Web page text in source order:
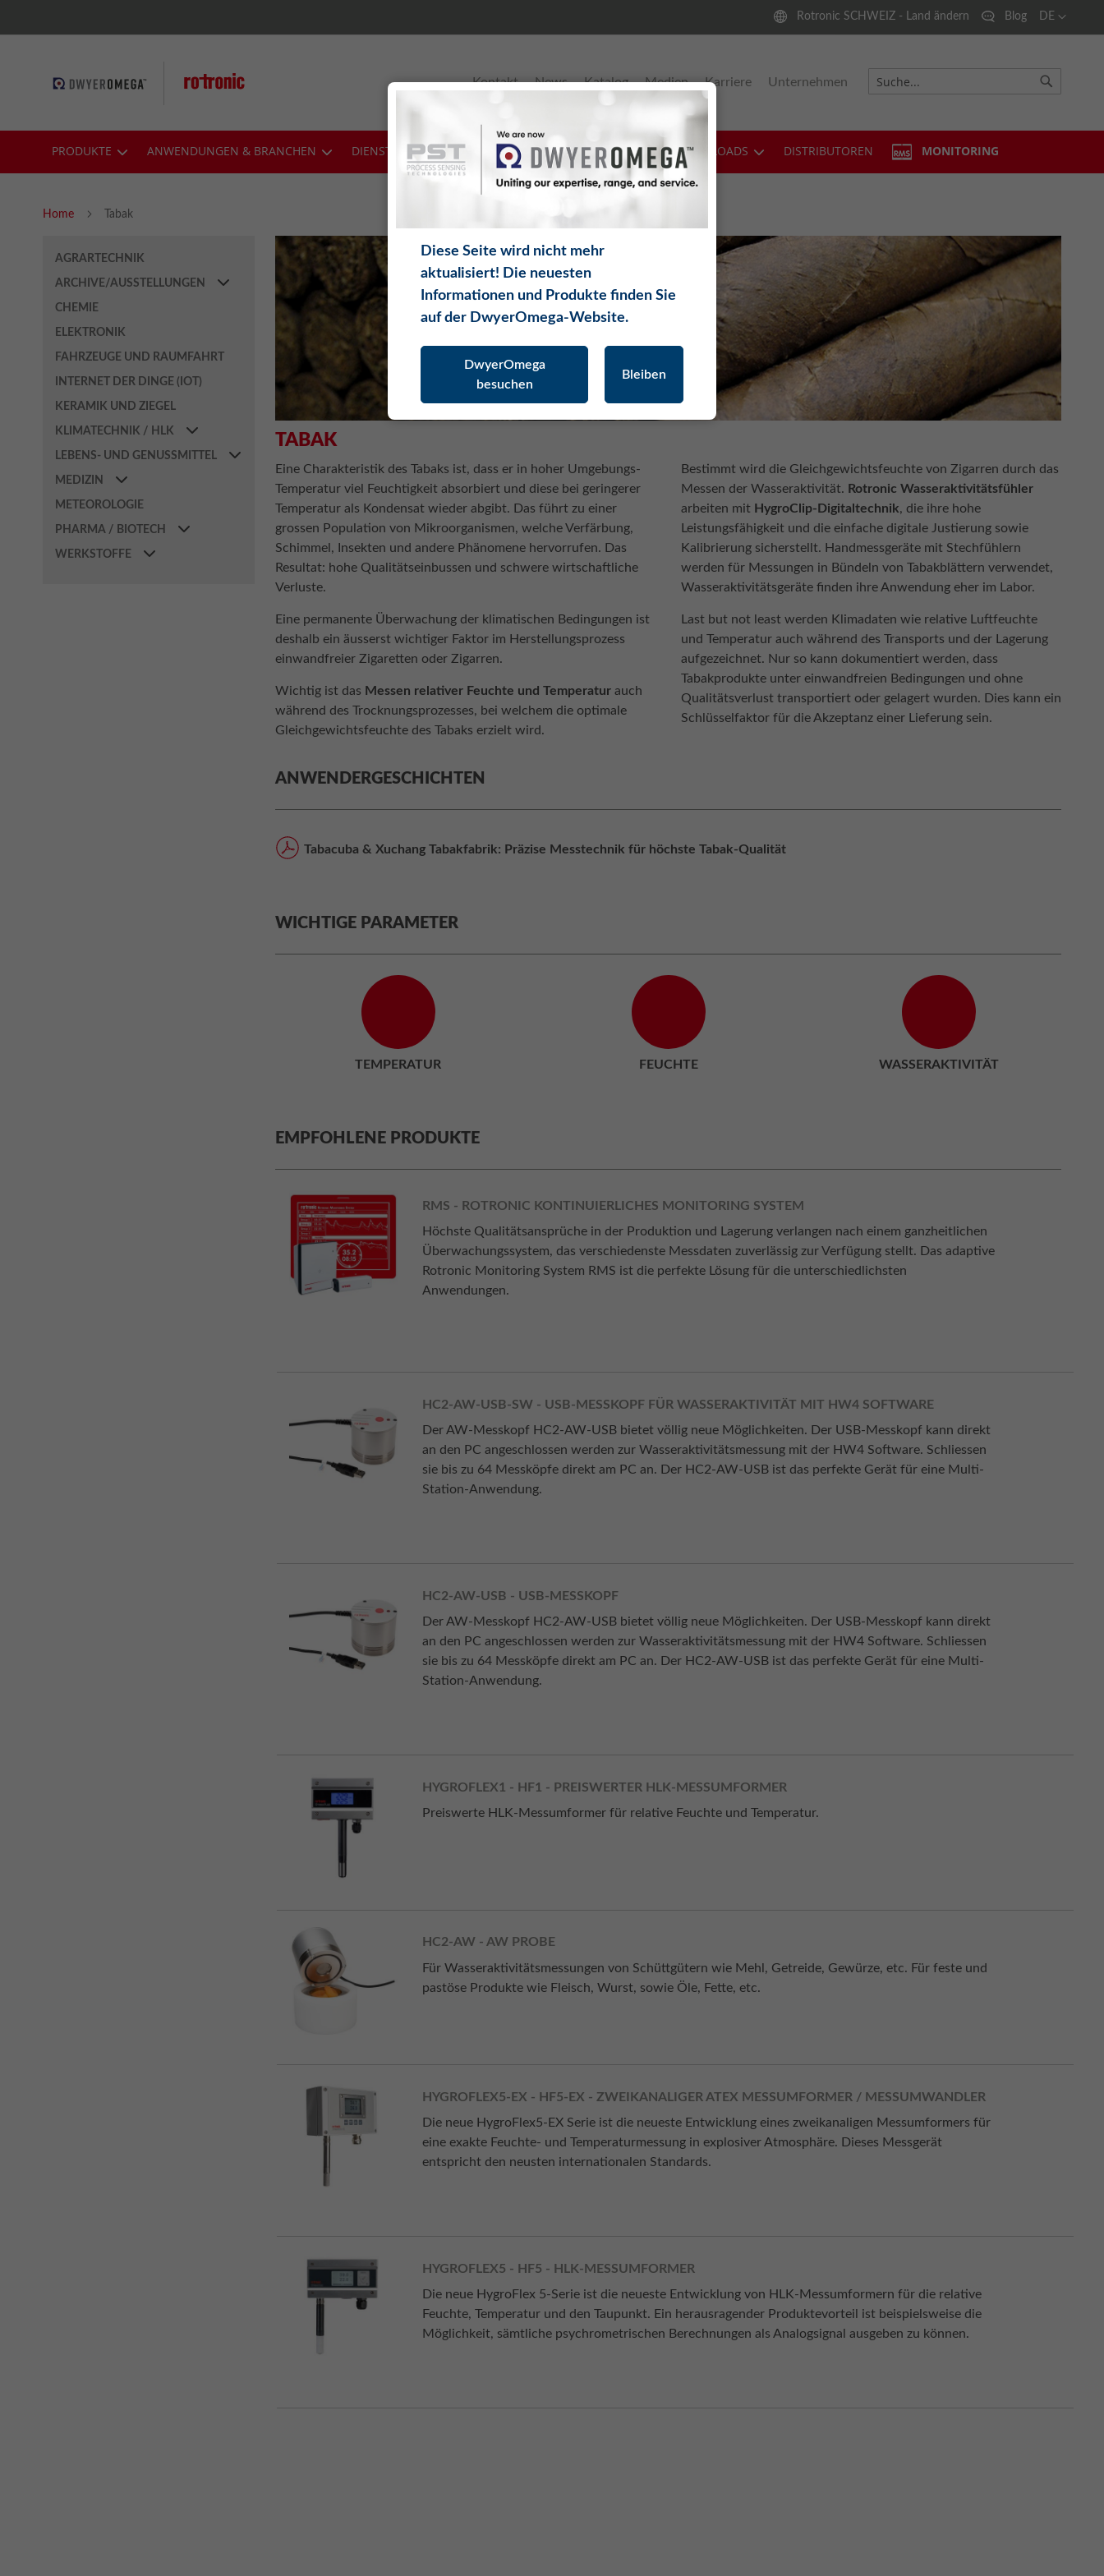
to
Language
DE
Rotronic SCHWEIZ - Land ändern Blog
Kontakt News Katalog Medien Karriere Unternehmen
PRODUKTE ANWENDUNGEN & BRANCHEN DIENSTLEISTUNGEN SOFTWARE THEORIE DOWNLOADS DISTRIBUTOREN MONITORING
Home Tabak
TABAK
Eine Charakteristik des Tabaks ist, dass er in hoher Umgebungs-
Temperatur viel Feuchtigkeit absorbiert und diese bei geringerer
Temperatur als Kondensat wieder abgibt. Das führt zu einer
grossen Population von Mikroorganismen, welche Verfärbung,
Schimmel, Insekten und andere Phänomene hervorrufen. Das
Resultat: hohe Qualitätseinbussen und schwere wirtschaftliche
Verluste.
Eine permanente Überwachung der klimatischen Bedingungen ist
deshalb ein äusserst wichtiger Faktor im Herstellungsprozess
einwandfreier Zigaretten oder Zigarren.
Wichtig ist das Messen relativer Feuchte und Temperatur auch
während des Trocknungsprozesses, bei welchem die optimale
Gleichgewichtsfeuchte des Tabaks erzielt wird.
Bestimmt wird die Gleichgewichtsfeuchte von Zigarren durch das
Messen der Wasseraktivität. Rotronic Wasseraktivitätsfühler
arbeiten mit HygroClip-Digitaltechnik, die ihre hohe
Leistungsfähigkeit und die einfache digitale Justierung sowie
Kalibrierung sicherstellt. Handmessgeräte mit Stechfühlern
werden für Messungen in Bündeln von Tabakblättern verwendet,
Wasseraktivitätsgeräte finden ihre Anwendung eher im Labor.
Last but not least werden Klimadaten wie relative Luftfeuchte
und Temperatur auch während des Transports und der Lagerung
aufgezeichnet. Nur so kann dokumentiert werden, dass
Tabakprodukte unter einwandfreien Bedingungen und ohne
Qualitätsverlust transportiert oder gelagert wurden. Dies kann ein
Schlüsselfaktor für die Akzeptanz einer Lieferung sein.
ANWENDERGESCHICHTEN
Tabacuba & Xuchang Tabakfabrik: Präzise Messtechnik für höchste Tabak-Qualität
WICHTIGE PARAMETER
TEMPERATUR FEUCHTE WASSERAKTIVITÄT
EMPFOHLENE PRODUKTE
RMS - ROTRONIC KONTINUIERLICHES MONITORING SYSTEM
Höchste Qualitätsansprüche in der Produktion und Lagerung verlangen nach einem ganzheitlichen
Überwachungssystem, das verschiedenste Messdaten zuverlässig zur Verfügung stellt. Das adaptive
Rotronic Monitoring System RMS ist die perfekte Lösung für die unterschiedlichsten
Anwendungen.
HC2-AW-USB-SW - USB-MESSKOPF FÜR WASSERAKTIVITÄT MIT HW4 SOFTWARE
Der AW-Messkopf HC2-AW-USB bietet völlig neue Möglichkeiten. Der USB-Messkopf kann direkt
an den PC angeschlossen werden zur Wasseraktivitätsmessung mit der HW4 Software. Schliessen
sie bis zu 64 Messköpfe direkt am PC an. Der HC2-AW-USB ist das perfekte Gerät für eine Multi-
Station-Anwendung.
HC2-AW-USB - USB-MESSKOPF
Der AW-Messkopf HC2-AW-USB bietet völlig neue Möglichkeiten. Der USB-Messkopf kann direkt
an den PC angeschlossen werden zur Wasseraktivitätsmessung mit der HW4 Software. Schliessen
sie bis zu 64 Messköpfe direkt am PC an. Der HC2-AW-USB ist das perfekte Gerät für eine Multi-
Station-Anwendung.
HYGROFLEX1 - HF1 - PREISWERTER HLK-MESSUMFORMER
Preiswerte HLK-Messumformer für relative Feuchte und Temperatur.
HC2-AW - AW PROBE
Für Wasseraktivitätsmessungen von Schüttgütern wie Mehl, Getreide, Gewürze, etc. Für feste und
pastöse Produkte wie Fleisch, Wurst, sowie Öle, Fette, etc.
HYGROFLEX5-EX - HF5-EX - ZWEIKANALIGER ATEX MESSUMFORMER / MESSUMWANDLER
Die neue HygroFlex5-EX Serie ist die neueste Entwicklung eines zweikanaligen Messumformers für
eine exakte Feuchte- und Temperaturmessung in explosiver Atmosphäre. Dieses Messgerät
entspricht den neusten internationalen Standards.
HYGROFLEX5 - HF5 - HLK-MESSUMFORMER
Die neue HygroFlex 5-Serie ist die neueste Entwicklung von HLK-Messumformern für die relative
Feuchte, Temperatur und den Taupunkt. Ein herausragender Produktevorteil ist beispielsweise die
Möglichkeit, sämtliche psychrometrischen Berechnungen als Analogsignal ausgeben zu können.
AGRARTECHNIK
ARCHIVE/AUSSTELLUNGEN
CHEMIE
ELEKTRONIK
FAHRZEUGE UND RAUMFAHRT
INTERNET DER DINGE (IOT)
KERAMIK UND ZIEGEL
KLIMATECHNIK / HLK
LEBENS- UND GENUSSMITTEL
MEDIZIN
METEOROLOGIE
PHARMA / BIOTECH
WERKSTOFFE
Diese Seite wird nicht mehr
aktualisiert! Die neuesten
Informationen und Produkte finden Sie
auf der DwyerOmega-Website.
DwyerOmega
besuchen
Bleiben